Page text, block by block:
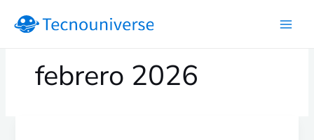
febrero 2026